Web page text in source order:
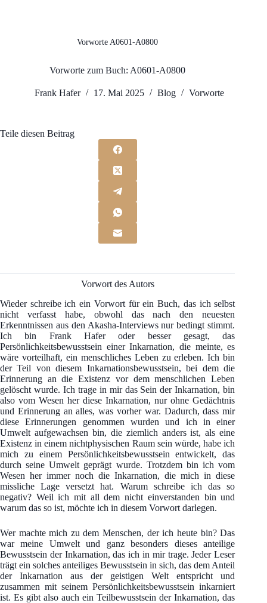
Vorworte A0601-A0800
Vorworte zum Buch: A0601-A0800
Frank Hafer 17. Mai 2025 Blog Vorworte
Teile diesen Beitrag
Vorwort des Autors
Wieder schreibe ich ein Vorwort für ein Buch, das ich selbst
nicht verfasst habe, obwohl das nach den neuesten
Erkenntnissen aus den Akasha-Interviews nur bedingt stimmt.
Ich bin Frank Hafer oder besser gesagt, das
Persönlichkeitsbewusstsein einer Inkarnation, die meinte, es
wäre vorteilhaft, ein menschliches Leben zu erleben. Ich bin
der Teil von diesem Inkarnationsbewusstsein, bei dem die
Erinnerung an die Existenz vor dem menschlichen Leben
gelöscht wurde. Ich trage in mir das Sein der Inkarnation, bin
also vom Wesen her diese Inkarnation, nur ohne Gedächtnis
und Erinnerung an alles, was vorher war. Dadurch, dass mir
diese Erinnerungen genommen wurden und ich in einer
Umwelt aufgewachsen bin, die ziemlich anders ist, als eine
Existenz in einem nichtphysischen Raum sein würde, habe ich
mich zu einem Persönlichkeitsbewusstsein entwickelt, das
durch seine Umwelt geprägt wurde. Trotzdem bin ich vom
Wesen her immer noch die Inkarnation, die mich in diese
missliche Lage versetzt hat. Warum schreibe ich das so
negativ? Weil ich mit all dem nicht einverstanden bin und
warum das so ist, möchte ich in diesem Vorwort darlegen.
Wer machte mich zu dem Menschen, der ich heute bin? Das
war meine Umwelt und ganz besonders dieses anteilige
Bewusstsein der Inkarnation, das ich in mir trage. Jeder Leser
trägt ein solches anteiliges Bewusstsein in sich, das dem Anteil
der Inkarnation aus der geistigen Welt entspricht und
zusammen mit seinem Persönlichkeitsbewusstsein inkarniert
ist. Es gibt also auch ein Teilbewusstsein der Inkarnation, das